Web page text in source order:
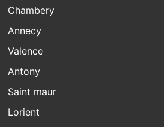
Chambery
Annecy
Valence
Antony
Saint maur
Lorient